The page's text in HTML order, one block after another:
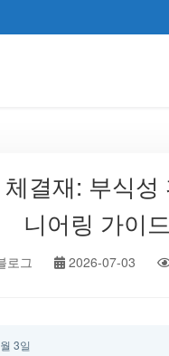
결재: 부식
니어링 가이드
로그 2026-07-03
3일